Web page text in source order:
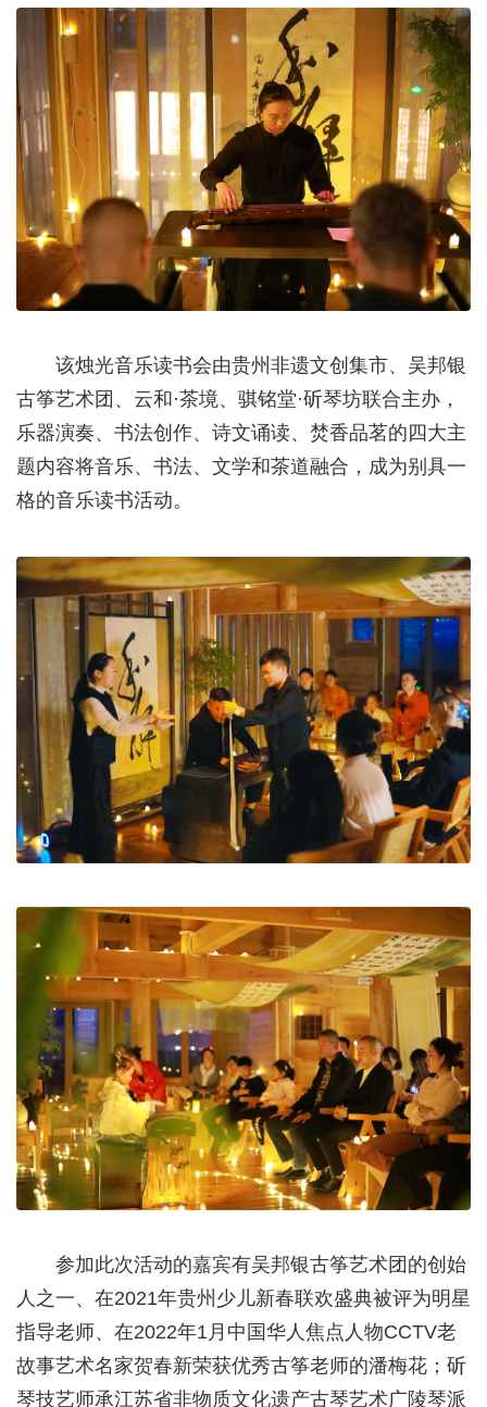
该烛光音乐读书会由贵州非遗文创集市、吴邦银
古筝艺术团、云和·茶境、骐铭堂·斫琴坊联合主办，
乐器演奏、书法创作、诗文诵读、焚香品茗的四大主
题内容将音乐、书法、文学和茶道融合，成为别具一
格的音乐读书活动。
参加此次活动的嘉宾有吴邦银古筝艺术团的创始
人之一、在2021年贵州少儿新春联欢盛典被评为明星
指导老师、在2022年1月中国华人焦点人物CCTV老
故事艺术名家贺春新荣获优秀古筝老师的潘梅花；斫
琴技艺师承江苏省非物质文化遗产古琴艺术广陵琴派